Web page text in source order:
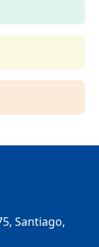
Santiago,